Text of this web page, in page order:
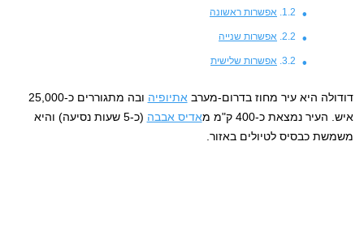
אפשרות ראשונה
אפשרות שנייה
אפשרות שלישית
דודולה היא עיר מחוז בדרום-מערב אתיופיה
ובה מתגוררים כ-25,000
איש. העיר נמצאת כ-400 ק"מ מ
אדיס אבבה
(כ-5 שעות נסיעה) והיא
משמשת כבסיס לטיולים באזור.